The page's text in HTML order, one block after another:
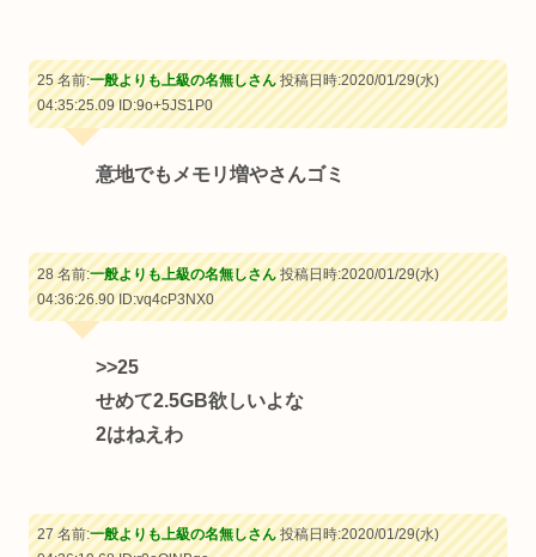
25 名前:一般よりも上級の名無しさん投稿日時:2020/01/29(水)
04:35:25.09ID:9o+5JS1P0
意地でもメモリ増やさんゴミ
28 名前:一般よりも上級の名無しさん投稿日時:2020/01/29(水)
04:36:26.90ID:vq4cP3NX0
>>25
せめて2.5GB欲しいよな
2はねえわ
27 名前:一般よりも上級の名無しさん投稿日時:2020/01/29(水)